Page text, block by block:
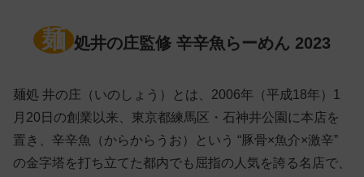
麺 処井の庄監修 辛辛魚らーめん 2023
麺処 井の庄（いのしょう）とは、2006年（平成18年）1
月20日の創業以来、東京都練馬区・石神井公園に本店を
置き、辛辛魚（からからうお）という “豚骨×魚介×激辛”
の金字塔を打ち立てた都内でも屈指の人気を誇る名店で、